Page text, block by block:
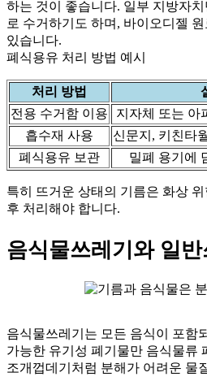
하는 것이 좋습니다. 일부 지방자
로 수거하기도 하며, 바이오디젤
있습니다.
폐식용유 처리 방법 예시
처리 방법
전용 수거함 이용
지자체 또는 아
흡수재 사용
신문지, 키친타
폐식용유 보관
밀폐 용기에
특히 뜨거운 상태의 기름은 화상
후 처리해야 합니다.
음식물쓰레기와 일
음식물쓰레기는 모든 음식이 포함
가능한 유기성 폐기물만 음식물류
조개껍데기처럼 분해가 어려운 물